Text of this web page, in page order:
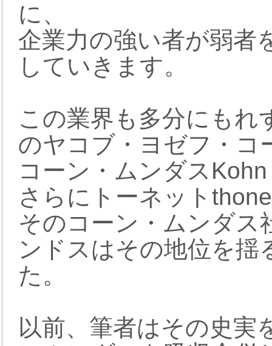
に、
企業力の強い者が弱者
していきます。
この業界も多分にもれ
のヤコブ・ヨゼフ・コ
コーン・ムンダス
さらにトーネット
そのコーン・ムンダス
ンドスはその地位を
た。
以前、筆者はその史実